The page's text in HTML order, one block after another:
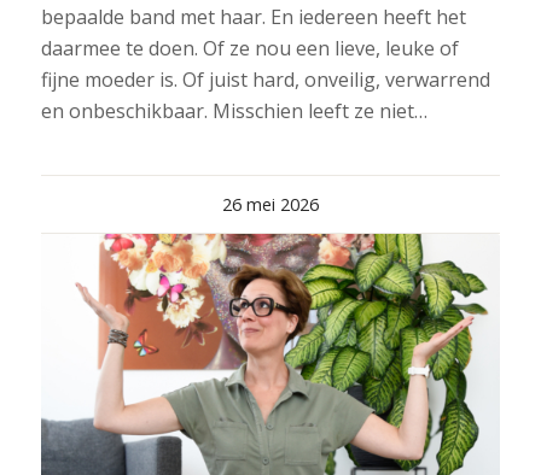
bepaalde band met haar. En iedereen heeft het
daarmee te doen. Of ze nou een lieve, leuke of
fijne moeder is. Of juist hard, onveilig, verwarrend
en onbeschikbaar. Misschien leeft ze niet…
26 mei 2026